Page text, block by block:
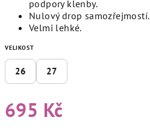
podpory klenby.
Nulový drop samozřejmostí.
Velmi lehké.
VELIKOST
26 27
695 Kč